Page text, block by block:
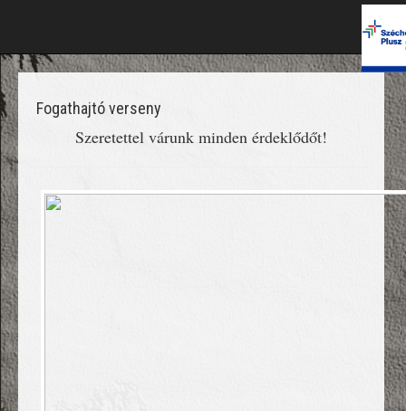
Fogathajtó verseny
Szeretettel várunk minden érdeklődőt!